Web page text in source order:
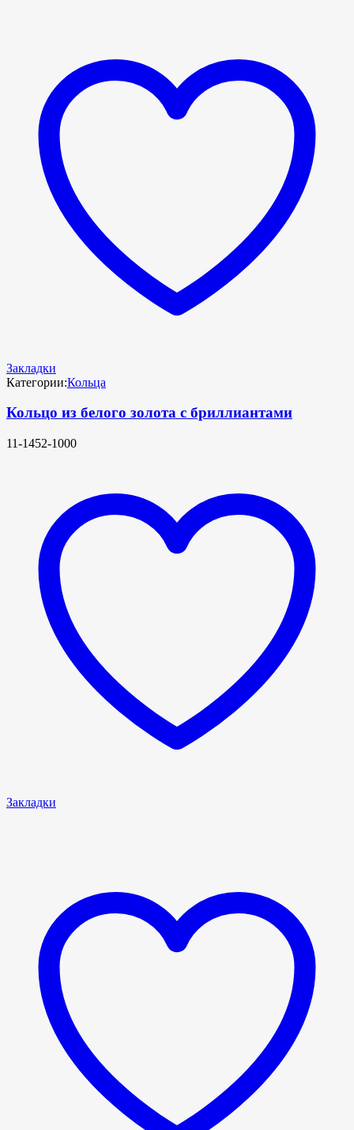
Закладки
Категории:Кольца
Кольцо из белого золота с бриллиантами
11-1452-1000
Закладки